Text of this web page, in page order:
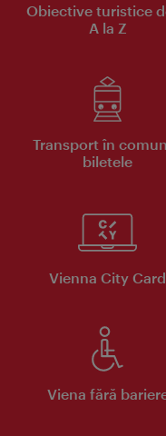
Obiective turistice
A la Z
Transport în
biletele
Vienna City Card
Viena fără